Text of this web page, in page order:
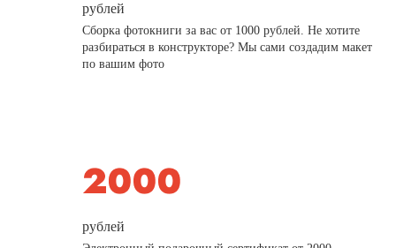
рублей
Сборка фотокниги за вас от 1000 рублей. Не хотите
разбираться в конструкторе? Мы сами создадим макет
по вашим фото
рублей